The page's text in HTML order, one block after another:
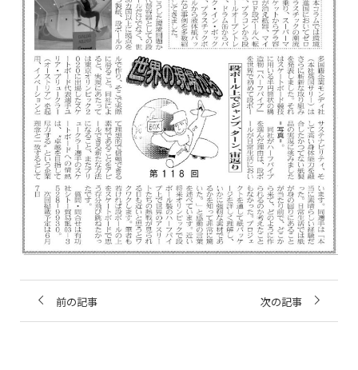
前の記事 次の記事